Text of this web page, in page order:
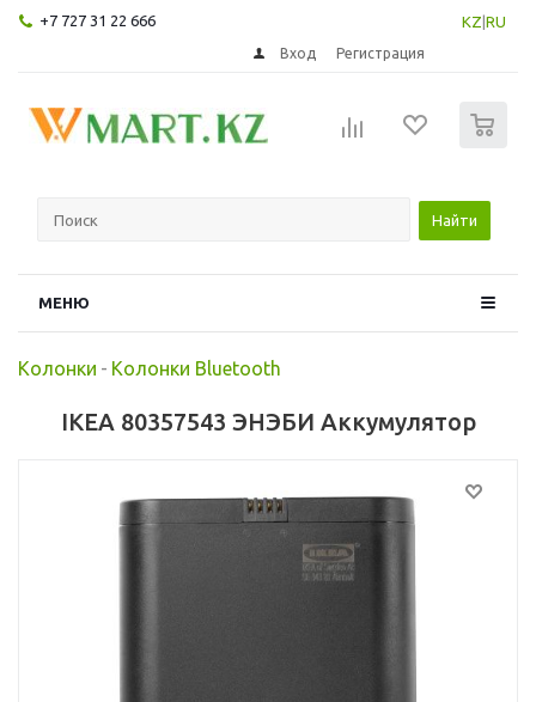
+7 727 31 22 666 KZ RU
Вход Регистрация
Найти
МЕНЮ
Колонки - Колонки Bluetooth
IKEA 80357543 ЭНЭБИ Аккумулятор